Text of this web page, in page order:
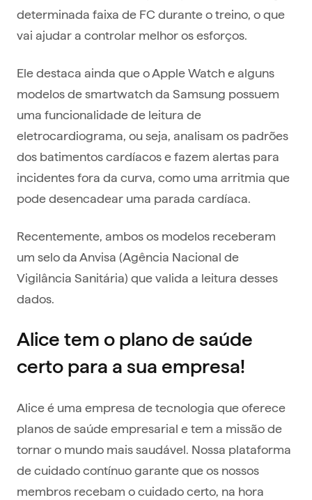
determinada faixa de FC durante o treino, o que
vai ajudar a controlar melhor os esforços.
Ele destaca ainda que o Apple Watch e alguns
modelos de smartwatch da Samsung possuem
uma funcionalidade de leitura de
eletrocardiograma, ou seja, analisam os padrões
dos batimentos cardíacos e fazem alertas para
incidentes fora da curva, como uma arritmia que
pode desencadear uma parada cardíaca.
Recentemente, ambos os modelos receberam
um selo da Anvisa (Agência Nacional de
Vigilância Sanitária) que valida a leitura desses
dados.
Alice tem o plano de saúde
certo para a sua empresa!
Alice é uma empresa de tecnologia que oferece
planos de saúde empresarial e tem a missão de
tornar o mundo mais saudável. Nossa plataforma
de cuidado contínuo garante que os nossos
membros recebam o cuidado certo, na hora